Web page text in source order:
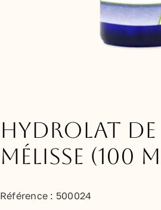
Hydrolat de
Mélisse (100
Référence : 500024